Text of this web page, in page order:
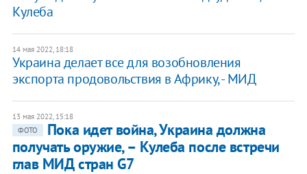
Кулеба
14 мая 2022, 18:18
​Украина делает все для возобновления
экспорта продовольствия в Африку, - МИД
13 мая 2022, 15:18
ФОТО
Пока идет война, Украина должна
получать оружие, – Кулеба после встречи
глав МИД стран G7